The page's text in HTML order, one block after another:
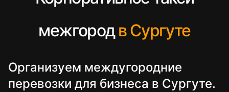
межгородв Сургуте
Организуем междугородние
перевозки для бизнеса в Сургуте.